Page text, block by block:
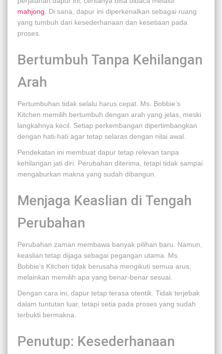
mahjong . Di sana, dapur ini diperkenalkan sebagai ruang
yang tumbuh dari kesederhanaan dan kesetiaan pada
proses.
Bertumbuh Tanpa Kehilangan
Arah
Pertumbuhan tidak selalu harus cepat. Ms. Bobbie’s
Kitchen memilih bertumbuh dengan arah yang jelas, meski
langkahnya kecil. Setiap perkembangan dipertimbangkan
dengan hati-hati agar tetap selaras dengan nilai awal.
Pendekatan ini membuat dapur tetap relevan tanpa
kehilangan jati diri. Perubahan diterima, tetapi tidak sampai
mengaburkan makna yang sudah dibangun.
Menjaga Keaslian di Tengah
Perubahan
Perubahan zaman membawa banyak pilihan baru. Namun,
keaslian tetap dijaga sebagai pegangan utama. Ms.
Bobbie’s Kitchen tidak berusaha mengikuti semua arus,
melainkan memilih apa yang benar-benar sesuai.
Dengan cara ini, dapur tetap terasa otentik. Tidak terjebak
dalam tuntutan luar, tetapi setia pada proses yang sudah
terbukti bermakna.
Penutup: Kesederhanaan